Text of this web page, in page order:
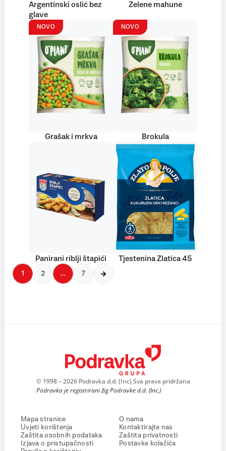
Argentinski oslić bez
glave
Zelene mahune
NOVO
Grašak i mrkva
NOVO
Brokula
Panirani riblji štapići Tjestenina Zlatica 45
1 2 … 7
© 1998 – 2026 Podravka d.d. (Inc) Sva prava pridržana
Podravka je registrirani žig Podravke d.d. (Inc.)
Mapa stranice
Uvjeti korištenja
Zaštita osobnih podataka
Izjava o pristupačnosti
O nama
Kontaktirajte nas
Zaštita privatnosti
Postavke kolačića